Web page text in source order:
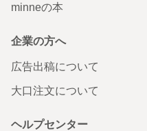
minneの本
企業の方へ
広告出稿について
大口注文について
ヘルプセンター